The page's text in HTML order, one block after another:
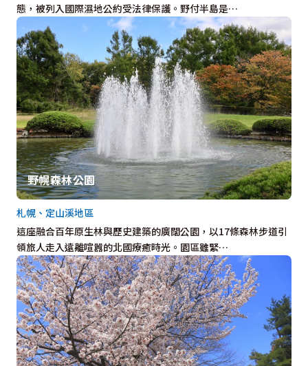
態，被列入國際濕地公約受法律保護。野付半島是…
野幌森林公園
這座融合百年原生林與歷史建築的廣闊公園，以17條森林步道引
領旅人走入遠離喧囂的北國療癒時光。園區雖緊…
札幌、定山溪地區